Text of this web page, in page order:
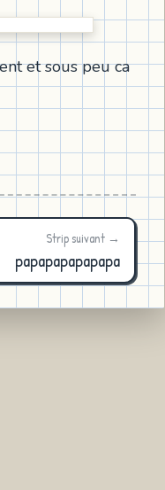
et sous peu ca
Strip suivant →
papapapapapapa